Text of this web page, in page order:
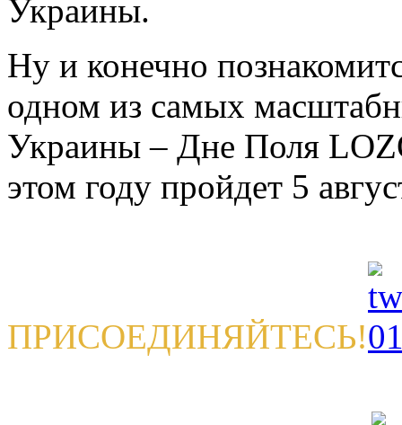
Украины.
Ну и конечно
одном из самых
Украины – Дне Поля
этом году пройдет 5
ПРИСОЕДИНЯЙТЕСЬ!